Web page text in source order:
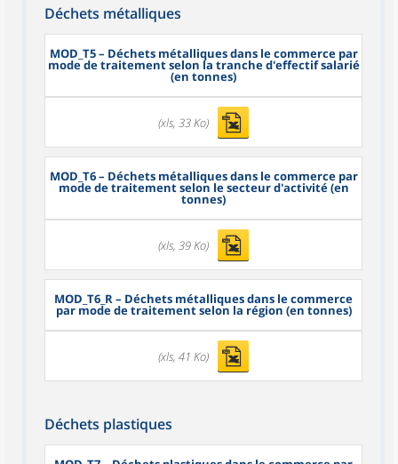
Déchets métalliques
MOD_T5– Déchets métalliques dans le commerce par
mode de traitement selon la tranche d'effectif salarié
(en tonnes)
(xls, 33 Ko)
MOD_T6– Déchets métalliques dans le commerce par
mode de traitement selon le secteur d'activité (en
tonnes)
(xls, 39 Ko)
MOD_T6_R– Déchets métalliques dans le commerce
par mode de traitement selon la région (en tonnes)
(xls, 41 Ko)
Déchets plastiques